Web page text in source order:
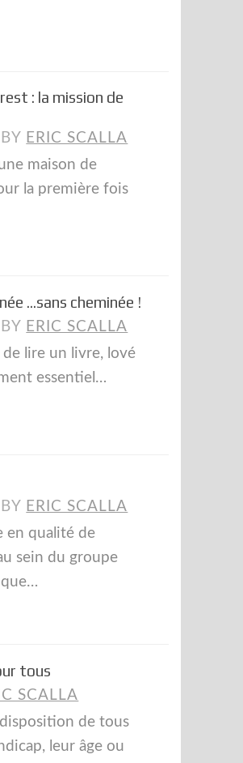
: la mission de
BY ERIC SCALLA
maison de
la première fois
…sans cheminée !
BY ERIC SCALLA
de lire un livre, lové
essentiel…
BY ERIC SCALLA
en qualité de
sein du groupe
tous
SCALLA
disposition de tous
leur âge ou